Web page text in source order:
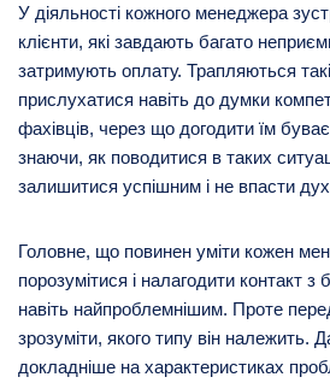
У діяльності кожного менеджера
клієнти, які завдають багато
затримують оплату. Трапляються
прислухатися навіть до думки
фахівців, через що догодити їм
знаючи, як поводитися в таких
залишитися успішним і не впасти
Головне, що повинен уміти кожен
порозумітися і налагодити контакт з
навіть найпроблемнішим. Проте
зрозуміти, якого типу він належить.
докладніше на характеристиках